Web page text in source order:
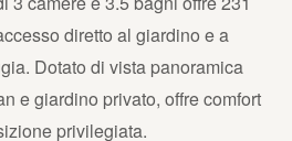
diretto al giardino e a
Dotato di vista panoramica
e giardino privato, offre comfort
privilegiata.